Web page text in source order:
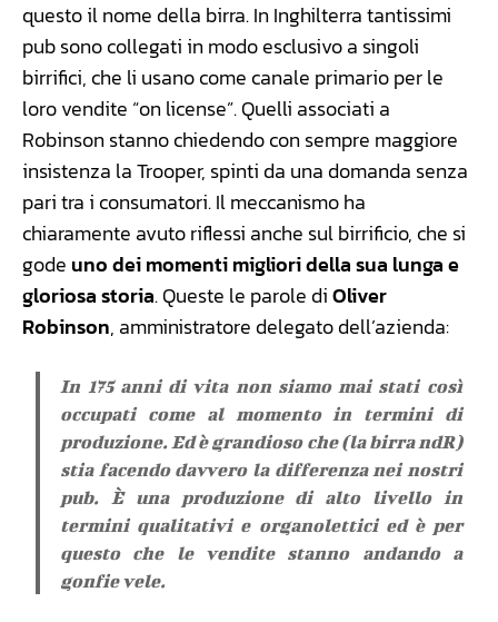
questo il nome della birra. In Inghilterra tantissimi
pub sono collegati in modo esclusivo a singoli
birrifici, che li usano come canale primario per le
loro vendite “on license”. Quelli associati a
Robinson stanno chiedendo con sempre maggiore
insistenza la Trooper, spinti da una domanda senza
pari tra i consumatori. Il meccanismo ha
chiaramente avuto riflessi anche sul birrificio, che si
gode uno dei momenti migliori della sua lunga e
gloriosa storia. Queste le parole diOliver
Robinson, amministratore delegato dell’azienda:
In 175 anni di vita non siamo mai stati così
occupati come al momento in termini di
produzione. Ed è grandioso che (la birra ndR)
stia facendo davvero la differenza nei nostri
pub. È una produzione di alto livello in
termini qualitativi e organolettici ed è per
questo che le vendite stanno andando a
gonfie vele.